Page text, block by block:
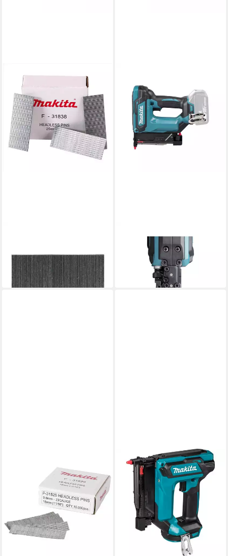
31838
ab 18,93 €
lieferbar - in 2-3 Werktagen bei dir
Nagler Makita Akku-
Stiftnagler DPT353Z
401,94 €
lieferbar - in 4-5 Werktagen bei dir
MAKITA
Nagler DPT353ZJ Akku-
Nagler
472,08 €
lieferbar - in 2-3 Werktagen bei dir